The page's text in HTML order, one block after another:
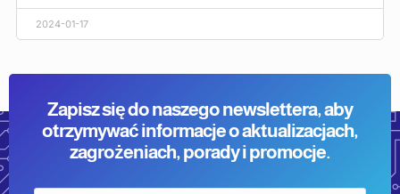
2024-01-17
Zapisz się do naszego newslettera, aby
otrzymywać informacje o aktualizacjach,
zagrożeniach, porady i promocje.